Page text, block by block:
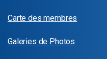
Carte des membres
Galeries de Photos